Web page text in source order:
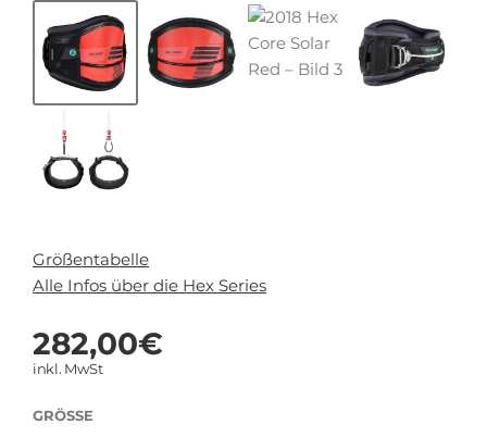
Größentabelle
Alle Infos über die Hex Series
282,00€
inkl. MwSt
GRÖSSE